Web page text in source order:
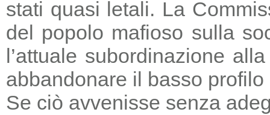
stati quasi letali. La
del popolo mafioso sulla
l’attuale subordinazione
abbandonare il basso
Se ciò avvenisse senza